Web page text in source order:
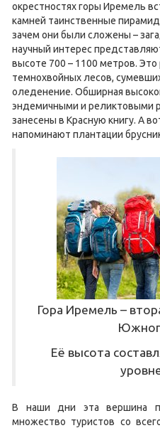
окрестностях горы Иремель
камней таинственные
зачем они были сложены –
научный интерес
высоте 700 – 1100 метров.
темнохвойных лесов,
оледенение. Обширная
эндемичными и реликтовыми
занесены в Красную книгу. А
напоминают плантации
Гора Иремель –
Её высота
В наши дни эта вершина
множество туристов со